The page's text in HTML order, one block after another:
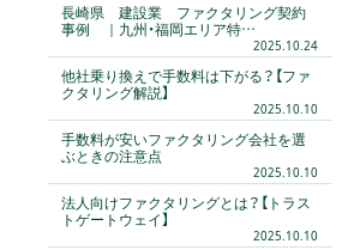
長崎県 建設業 ファクタリング契約
事例 ｜九州・福岡エリア特…
2025.10.24
他社乗り換えで手数料は下がる？【ファ
クタリング解説】
2025.10.10
手数料が安いファクタリング会社を選
ぶときの注意点
2025.10.10
法人向けファクタリングとは？【トラス
トゲートウェイ】
2025.10.10